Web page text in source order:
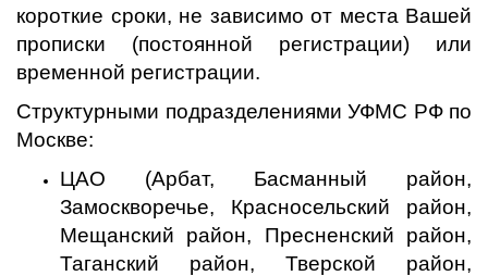
короткие сроки, не зависимо от места Вашей
прописки (постоянной регистрации) или
временной регистрации.
Структурными подразделениями УФМС РФ по
Москве:
ЦАО (Арбат, Басманный район,
Замоскворечье, Красносельский район,
Мещанский район, Пресненский район,
Таганский район, Тверской район,